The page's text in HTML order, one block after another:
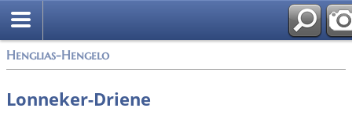
Henglias-Hengelo
Lonneker-Driene